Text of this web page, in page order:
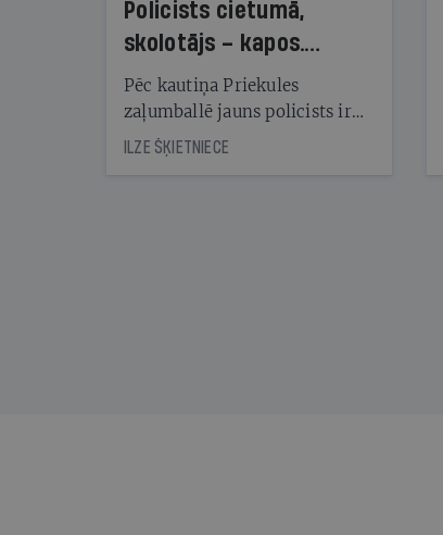
Policists cietumā,
skolotājs – kapos.
Reibuma cena Priekulē
Pēc kautiņa Priekules
zaļumballē jauns policists ir
nonācis cietumā, bet
cienījams pedagogs — kapos.
ILZE ŠĶIETNIECE